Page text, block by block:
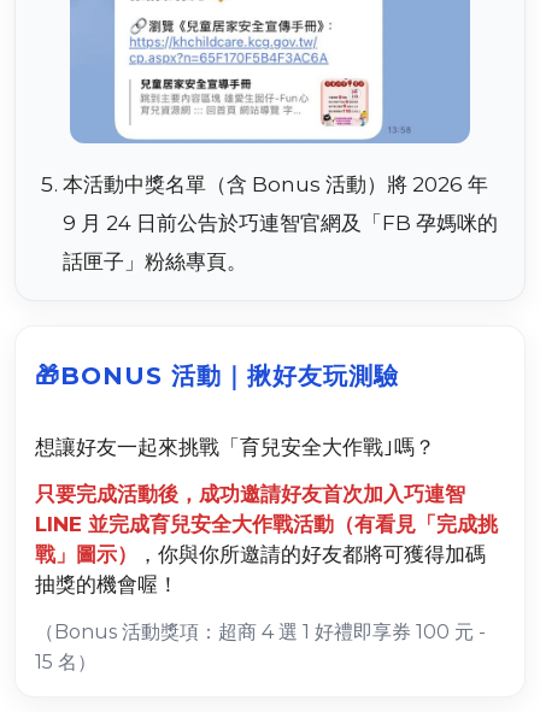
本活動中獎名單（含 Bonus 活動）將 2026 年
9 月 24 日前公告於巧連智官網及「FB 孕媽咪的
話匣子」粉絲專頁。
🎁BONUS 活動｜揪好友玩測驗
想讓好友一起來挑戰「育兒安全大作戰｣嗎？
只要完成活動後，成功邀請好友首次加入巧連智
LINE 並完成育兒安全大作戰活動（有看見「完成挑
戰」圖示）
，你與你所邀請的好友都將可獲得加碼
抽獎的機會喔！
（Bonus 活動獎項：超商 4 選 1 好禮即享券 100 元 -
15 名）